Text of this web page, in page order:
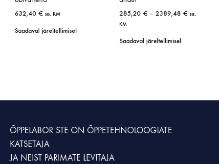
632,40 € sis. KM
Saadaval järeltellimisel
285,20 € – 2389,48 € sis.
KM
Saadaval järeltellimisel
ÕPPELABOR STE ON ÕPPETEHNOLOOGIATE
KATSETAJA
JA NEIST PARIMATE LEVITAJA